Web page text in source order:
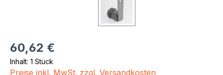
Regulärer Preis:
60,62 €
Inhalt: 1 Stück
Preise inkl. MwSt. zzgl. Versandkosten